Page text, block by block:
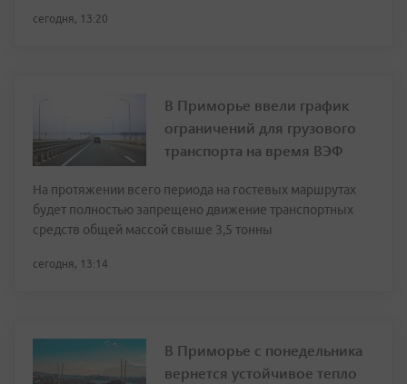
сегодня, 13:20
В Приморье ввели график
ограничений для грузового
транспорта на время ВЭФ
На протяжении всего периода на гостевых маршрутах
будет полностью запрещено движение транспортных
средств общей массой свыше 3,5 тонны
сегодня, 13:14
В Приморье с понедельника
вернется устойчивое тепло